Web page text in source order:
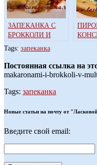
ЗАПЕКАНКА С
БРОККОЛИ И
ЦВЕТНОЙ
КАПУСТОЙ В
МУЛЬТИВАРКЕ
Tags: запеканка
Постоянная ссылка на
makaronami-i-brokkoli-v-
Tags: запеканка
Новые статьи на почту от
Введите свой email: